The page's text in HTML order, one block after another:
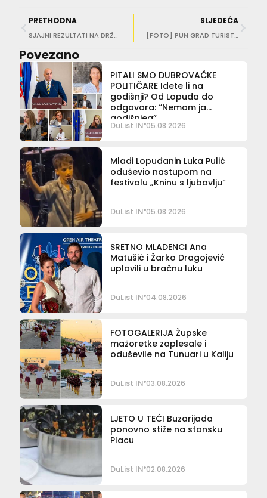
PRETHODNA
SJAJNI REZULTATI NA DRŽAVNOM PRVENSTVU Župske mažoretke Lara i Katarina osvojile zlato!
SLJEDEĆA
[FOTO] PUN GRAD TURISTA Điravaju, razgledavaju, fotografiraju se
Povezano
PITALI SMO DUBROVAČKE
POLITIČARE Idete li na
godišnji? Od Lopuda do
odgovora: “Nemam ja
godišnjeg”
DuList IN 05.08.2026
Mladi Lopuđanin Luka Pulić
oduševio nastupom na
festivalu „Kninu s ljubavlju“
DuList IN 05.08.2026
SRETNO MLADENCI Ana
Matušić i Žarko Dragojević
uplovili u bračnu luku
DuList IN 04.08.2026
FOTOGALERIJA Župske
mažoretke zaplesale i
oduševile na Tunuari u Kaliju
DuList IN 03.08.2026
LJETO U TEĆI Buzarijada
ponovno stiže na stonsku
Placu
DuList IN 02.08.2026